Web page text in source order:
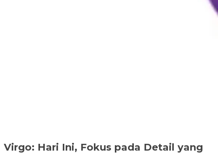
Virgo: Hari Ini, Fokus pada Detail yang